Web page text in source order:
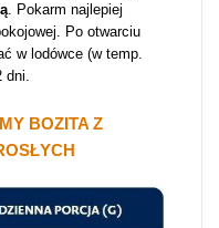
. Pokarm najlepiej
Po otwarciu
w lodówce (w temp.
dni.
BOZITA Z